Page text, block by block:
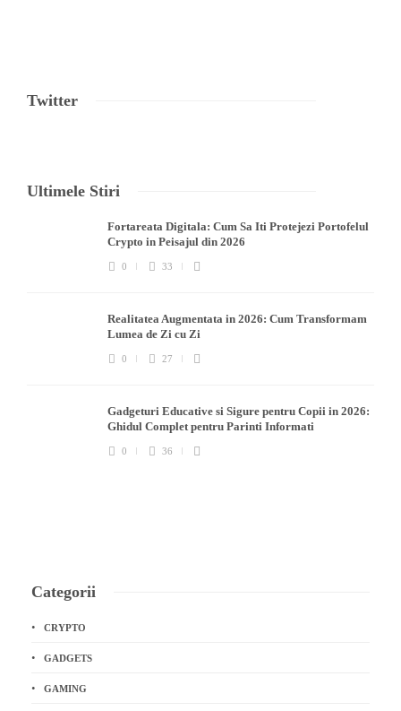
Twitter
Ultimele Stiri
Fortareata Digitala: Cum Sa Iti Protejezi Portofelul
Crypto in Peisajul din 2026
0 33
Realitatea Augmentata in 2026: Cum Transformam
Lumea de Zi cu Zi
0 27
Gadgeturi Educative si Sigure pentru Copii in 2026:
Ghidul Complet pentru Parinti Informati
0 36
Categorii
CRYPTO
GADGETS
GAMING